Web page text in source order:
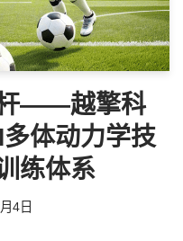
杆——越擎科
体动力学技
练体系
4日